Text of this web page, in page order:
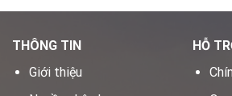
THÔNG TIN
Giới thiệu
HỖ